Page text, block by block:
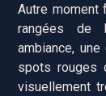
Autre moment
rangées de
ambiance,
spots rouges
visuellement